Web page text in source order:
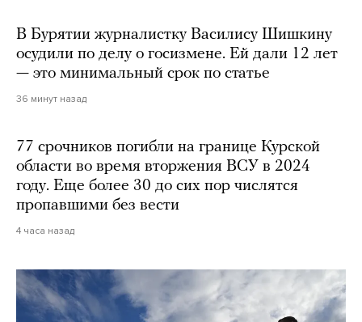
В Бурятии журналистку Василису Шишкину
осудили по делу о госизмене. Ей дали 12 лет
— это минимальный срок по статье
36 минут назад
77 срочников погибли на границе Курской
области во время вторжения ВСУ в 2024
году. Еще более 30 до сих пор числятся
пропавшими без вести
4 часа назад